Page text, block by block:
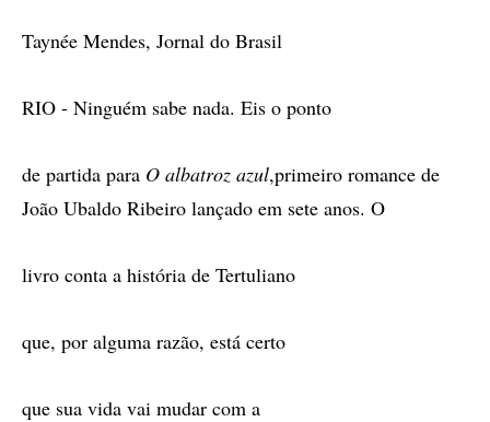
compartilhamento
Taynée Mendes, Jornal do Brasil
RIO - Ninguém sabe nada. Eis o ponto
de partida para O albatroz azul,primeiro romance de
João Ubaldo Ribeiro lançado em sete anos. O
livro conta a história de Tertuliano
que, por alguma razão, está certo
que sua vida vai mudar com a